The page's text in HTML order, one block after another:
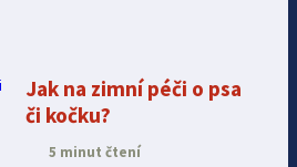
Jak na zimní péči o psa
či kočku?
5 minut čtení